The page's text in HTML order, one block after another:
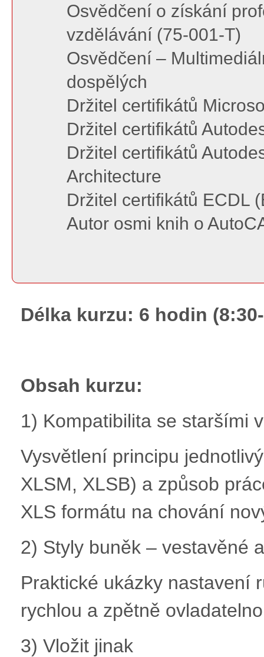
Osvědčení o získání
vzdělávání (75-001-T)
Osvědčení –
dospělých
Držitel certifikátů
Držitel certifikátů
Držitel certifikátů
Architecture
Držitel certifikátů ECDL
Autor osmi knih o
Délka kurzu: 6 hodin
Obsah kurzu:
1) Kompatibilita se staršími
Vysvětlení principu
XLSM, XLSB) a způsob
XLS formátu na chování
2) Styly buněk – vestavěné
Praktické ukázky nastavení
rychlou a zpětně
3) Vložit jinak